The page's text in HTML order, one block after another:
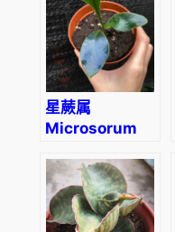
星蕨属
Microsorum